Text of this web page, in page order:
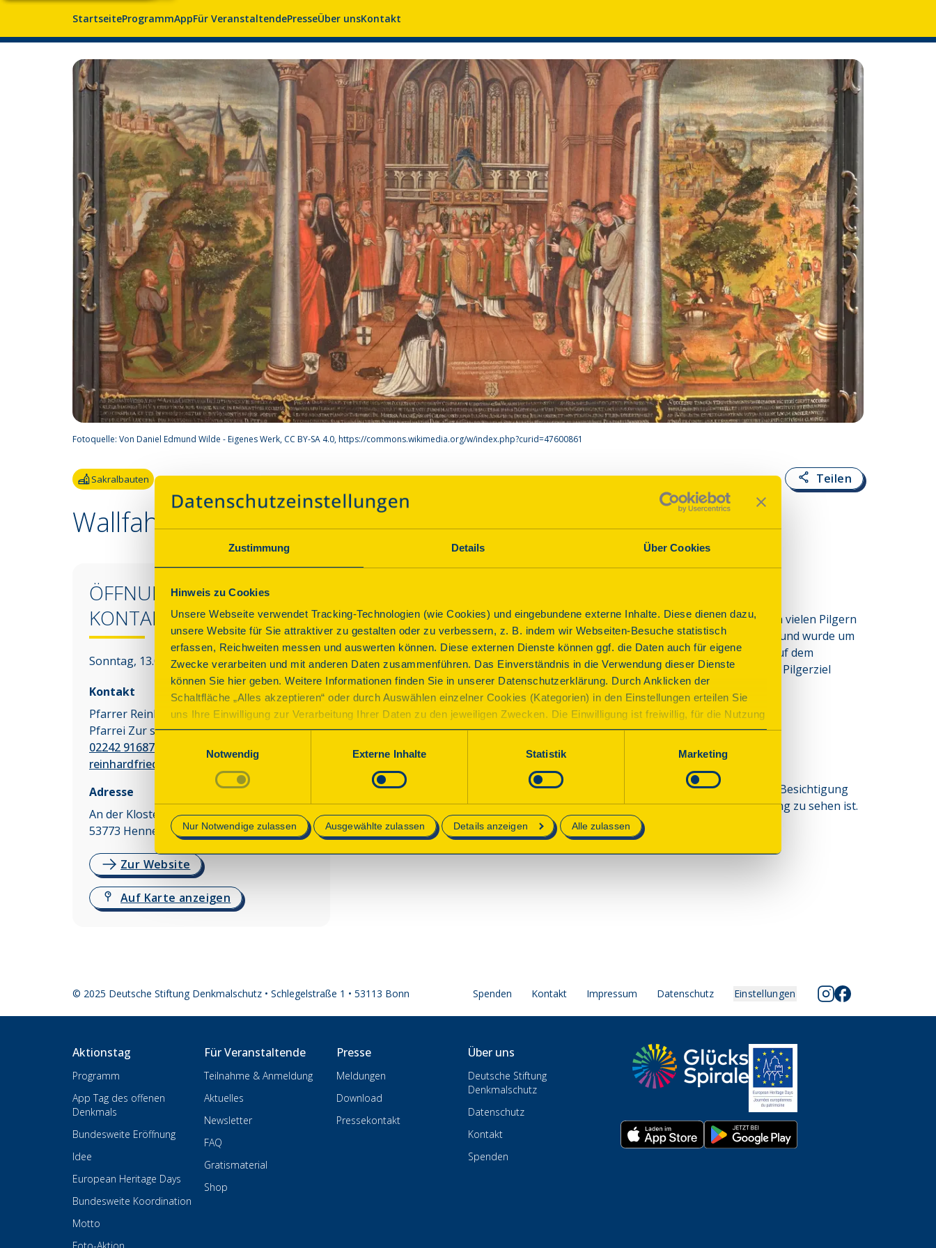
Zustimmung Details Über Cookies
Hinweis zu Cookies
Unsere Webseite verwendet Tracking-Technologien (wie Cookies) und eingebundene externe Inhalte. Diese dienen dazu,
unsere Website für Sie attraktiver zu gestalten oder zu verbessern, z. B. indem wir Webseiten-Besuche statistisch
erfassen, Reichweiten messen und auswerten können. Diese externen Dienste können ggf. die Daten auch für eigene
Zwecke verarbeiten und mit anderen Daten zusammenführen. Das Einverständnis in die Verwendung dieser Dienste
können Sie hier geben. Weitere Informationen finden Sie in unserer Datenschutzerklärung. Durch Anklicken der
Schaltfläche „Alles akzeptieren“ oder durch Auswählen einzelner Cookies (Kategorien) in den Einstellungen erteilen Sie
uns Ihre Einwilligung zur Verarbeitung Ihrer Daten zu den jeweiligen Zwecken. Die Einwilligung ist freiwillig, für die Nutzung
des Onlineangebots nicht erforderlich und kann jederzeit aktualisiert oder widerrufen werden. Wenn Sie das Consent Tool
mit „Speichern“ bestätigen, werden nur essenzielle Cookies auf der Webseite gesetzt, die technisch notwendig und für den
Einwilligungsauswahl
Notwendig
Externe Inhalte Statistik Marketing
Nur Notwendige zulassen Ausgewählte zulassen Details anzeigen Alle zulassen
StartseiteProgrammAppFür VeranstaltendePresseÜber unsKontakt
Fotoquelle: Von Daniel Edmund Wilde - Eigenes Werk, CC BY-SA 4.0, https://commons.wikimedia.org/w/index.php?curid=47600861
Sakralbauten Teilen
Wallfahrtskirche „Zur schmerzhaften Mutter Gottes“
ÖFFNUNGSZEITEN &
KONTAKT
Sonntag, 13.09.2026 15:00 - 16:30 Uhr
Kontakt
Pfarrer Reinhard Friedrichs
Pfarrei Zur schmerzhaften Mutter
02242 916879
reinhardfriedrichs@t-online.de
Adresse
An der Klostermauer 16
53773 Hennef
Zur Website
Auf Karte anzeigen
Über dieses Denkmal
Die Wallfahrtskirche „Zur schmerzhaften Mutter Gottes“ entstand ab 1397, um ein von vielen Pilgern
verehrtes Vesperbild aufzunehmen. Die Kirche musste schon bald vergrößert werden und wurde um
ein Kloster erweitert. Die Gründungslegende und die historischen Ansichten werden auf dem
detailreichen Fundationsbild von 1621 gezeigt. Die spätgotische Basilika ist das älteste Pilgerziel
Deutschlands seiner Art.
Programm
Die Führung durch die Kirche wird ergänzt durch den Besuch des Pfarrhauses und die Besichtigung
des überaus detailreichen Fundationsbilds von 1621, das nur im Rahmen dieser Führung zu sehen ist.
© 2025 Deutsche Stiftung Denkmalschutz • Schlegelstraße 1 • 53113 Bonn Spenden Kontakt Impressum Datenschutz Einstellungen
Aktionstag
Programm
App Tag des offenen
Denkmals
Bundesweite Eröffnung
Idee
European Heritage Days
Bundesweite Koordination
Motto
Für Veranstaltende
Teilnahme & Anmeldung
Aktuelles
Newsletter
FAQ
Gratismaterial
Shop
Presse
Meldungen
Download
Pressekontakt
Über uns
Deutsche Stiftung
Denkmalschutz
Datenschutz
Kontakt
Spenden